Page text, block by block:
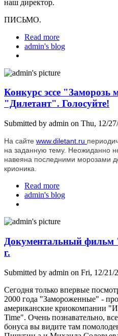
наш директор.
ПИСЬМО.
Read more
admin's blog
Конкурс эссе "Заморозь
"Дилетант". Голосуйте!
Submitted by admin on Thu, 12/
На сайте www.diletant.ru
на заданную тему. Неожиданно
навеяна последними морозами
крионика.
Read more
журнала
admin's blog
Документальный
г.
Submitted by admin on Fri, 12/21/
Сегодня только впервые
2000 года "Замороженные" -
американские криокомпании
Time". Очень познавательно,
бонуса вы видите там